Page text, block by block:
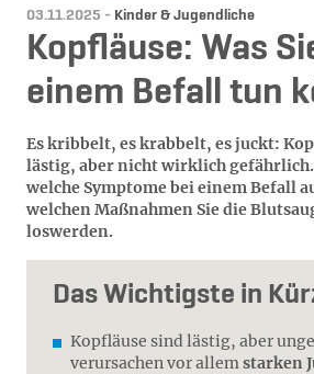
Datum:
03.11.2025 - Kategorie:
Kinder & Jugendliche
Kopfläuse: Was
einem Befall tun
Es kribbelt, es krabbelt, es juckt:
lästig, aber nicht wirklich
welche Symptome bei einem Befall
welchen Maßnahmen Sie die
loswerden.
Das Wichtigste in
Kopfläuse sind lästig, aber
verursachen vor allemstarken